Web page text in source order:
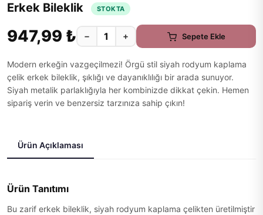
Erkek Bileklik
STOKTA
947,99 ₺ − + Sepete Ekle
Modern erkeğin vazgeçilmezi! Örgü stil siyah rodyum kaplama
çelik erkek bileklik, şıklığı ve dayanıklılığı bir arada sunuyor.
Siyah metalik parlaklığıyla her kombinizde dikkat çekin. Hemen
sipariş verin ve benzersiz tarzınıza sahip çıkın!
Ürün Açıklaması
Ürün Tanıtımı
Bu zarif erkek bileklik, siyah rodyum kaplama çelikten üretilmiştir